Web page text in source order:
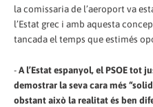
la comissaria de l’aeroport va
l’Estat grec i amb aquesta
tancada el temps que estimés
-A l’Estat espanyol, el PSOE tot
demostrar la seva cara més
obstant això la realitat és ben